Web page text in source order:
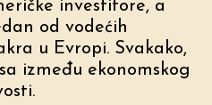
investitore, a
od vodećih
u Evropi. Svakako,
između ekonomskog